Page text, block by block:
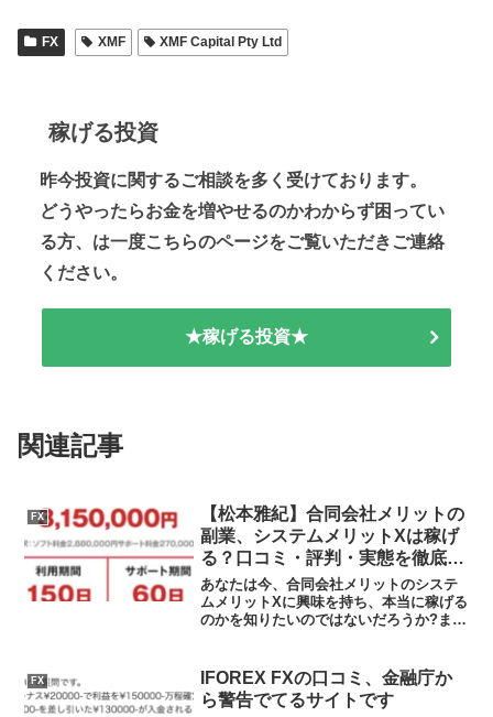
FX XMF XMF Capital Pty Ltd
稼げる投資
昨今投資に関するご相談を多く受けております。
どうやったらお金を増やせるのかわからず困ってい
る方、は一度こちらのページをご覧いただきご連絡
ください。
★稼げる投資★
関連記事
FX
【松本雅紀】合同会社メリットの
副業、システムメリットXは稼げ
る？口コミ・評判・実態を徹底検
証
あなたは今、合同会社メリットのシステ
ムメリットXに興味を持ち、本当に稼げる
のかを知りたいのではないだろうか?ま
だろうか？答え、結論を言うと、システ
ムメリットXが謳う利...
FX
IFOREX FXの口コミ、金融庁か
ら警告でてるサイトです